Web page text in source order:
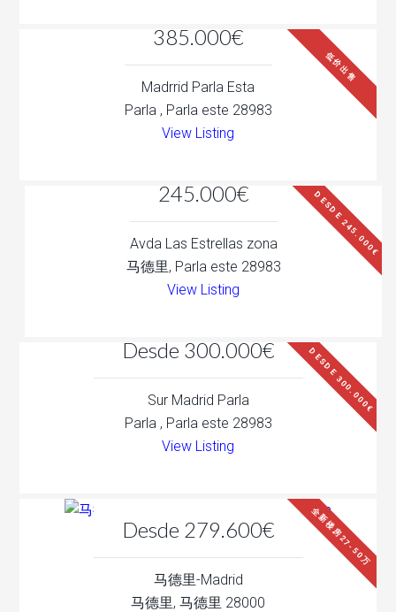
385.000€
低价出售
Madrrid Parla Esta
Parla , Parla este 28983
View Listing
245.000€ DESDE 245.000€
Avda Las Estrellas zona
马德里, Parla este 28983
View Listing
Desde 300.000€ DESDE 300.000€
Sur Madrid Parla
Parla , Parla este 28983
View Listing
Desde 279.600€ 全新楼房27-50万
马德里-Madrid
马德里, 马德里 28000